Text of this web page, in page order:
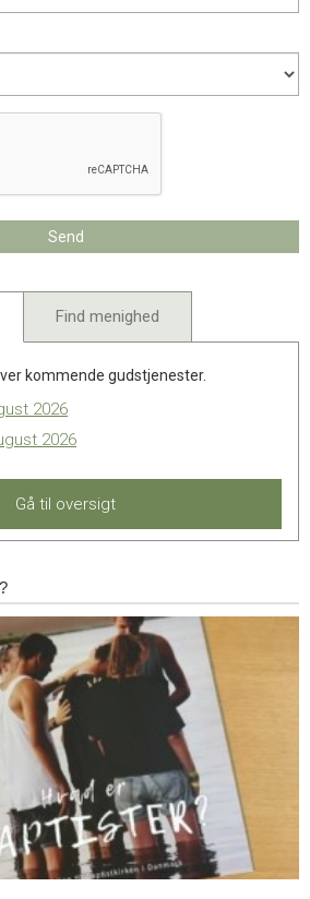
Find menighed
kommende gudstjenester.
2026
2026
Gå til oversigt